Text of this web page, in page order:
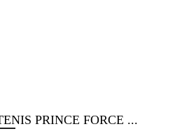
PRINCE FORCE ...